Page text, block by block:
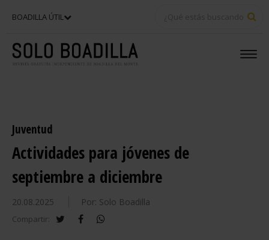
BOADILLA ÚTIL
Juventud
Actividades para jóvenes de
septiembre a diciembre
20.08.2025 Por: Solo Boadilla
Compartir: twitterfacebook